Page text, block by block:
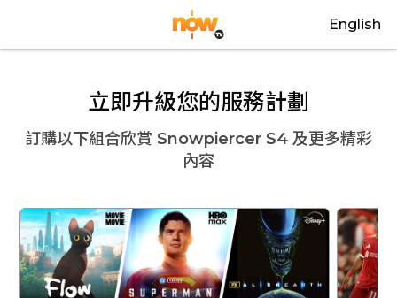
English
立即升級您的服務計劃
訂購以下組合欣賞 Snowpiercer S4 及更多精彩
內容